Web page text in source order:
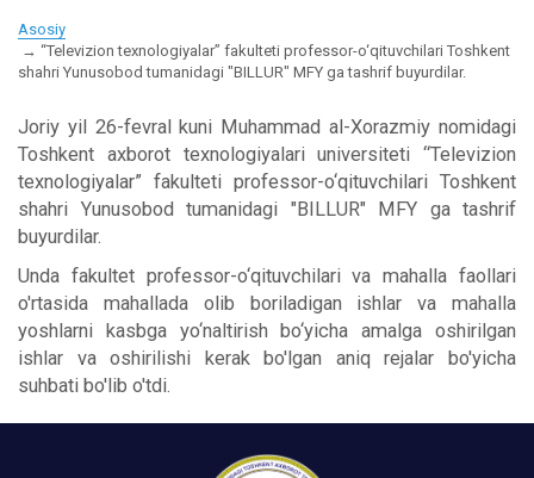
Asosiy
“Televizion texnologiyalar” fakulteti professor-o‘qituvchilari Toshkent
shahri Yunusobod tumanidagi "BILLUR" MFY ga tashrif buyurdilar.
Joriy yil 26-fevral kuni Muhammad al-Xorazmiy nomidagi
Toshkent axborot texnologiyalari universiteti “Televizion
texnologiyalar” fakulteti professor-o‘qituvchilari Toshkent
shahri Yunusobod tumanidagi "BILLUR" MFY ga tashrif
buyurdilar.
Unda fakultet professor-o‘qituvchilari va mahalla faollari
o'rtasida mahallada olib boriladigan ishlar va mahalla
yoshlarni kasbga yo‘naltirish bo‘yicha amalga oshirilgan
ishlar va oshirilishi kerak bo'lgan aniq rejalar bo'yicha
suhbati bo'lib o'tdi.